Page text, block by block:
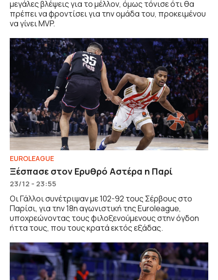
μεγάλες βλέψεις για το μέλλον, όμως τόνισε ότι θα
πρέπει να φροντίσει για την ομάδα του, προκειμένου
να γίνει MVP.
EUROLEAGUE
Ξέσπασε στον Ερυθρό Αστέρα η Παρί
23/12 - 23:55
Οι Γάλλοι συνέτριψαν με 102-92 τους Σέρβους στο
Παρίσι, για την 18η αγωνιστική της Euroleague,
υποχρεώνοντας τους φιλοξενούμενους στην όγδοη
ήττα τους, που τους κρατά εκτός εξάδας.